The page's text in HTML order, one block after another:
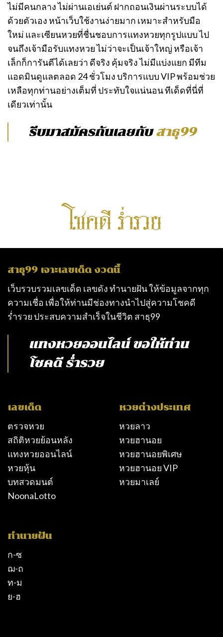
ไม่มีคนกลาง ไม่ผ่านเอเย่นต์ ฝากถอนเงินผ่านระบบได้
ด้วยตัวเอง หน้าเว็บใช้งานง่ายมาก เหมาะสำหรับมือ
ใหม่ และเซียนหวยที่ชื่นชอบการแทงหวยทุกรูปแบบ ไป
จนถึงเจ้ามือรับแทงหวย ไม่ว่าจะเป็นเจ้าใหญ่ หรือเจ้า
เล็กก็การันตีได้เลยว่า ดีจริง คุ้มจริง ไม่มีแบ่งแยก มีทีม
แอดมินดูแลตลอด 24 ชั่วโมง บริการแบบ VIP พร้อมช่วย
เหลือทุกท่านอย่างเต็มที่ ประทับใจแน่นอน ทีเด็ดที่นี่ที่
เดียวเท่านั้น
รีบมาสมัครกันเลยกับสาธุ99
สาธุ99 เจาะเลขเด็ด งวดนี้
เว็บรวบรวมเลขเด็ด เลขดัง ทำนายฝัน ให้ข้อมูลจากทุก
ความเชื่อ เพื่อให้ท่านมีช่องทางนำไปสู่ความโชคดี
ร่ำรวย ประสบความสำเร็จในชีวิต สาธุ99
แทงหวยออนไลน์ขอให้ท่าน
โชคดี ร่ำรวย
เลขเด็ด
ตรวจหวย
สถิติหวยย้อนหลัง
แทงหวยออนไลน์
หวยหุ้น
บทสวดมนต์
NoonaLotto
หวยต่างประเทศ
หวยลาว
หวยฮานอย
หวยฮานอยพิเศษ
หวยฮานอย VIP
หวยมาเลย์
ทำนายฝัน
ก-ซ
ฌ-ถ
ท-ม
ย-ฮ